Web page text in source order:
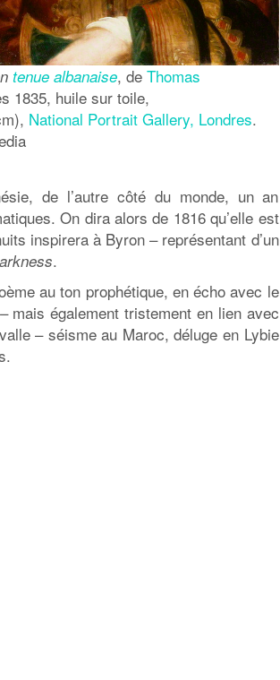
tenue albanaise, de Thomas
1835, huile sur toile,
National Portrait Gallery, Londres.
de l’autre côté du monde, un an
On dira alors de 1816 qu’elle est
inspirera à Byron – représentant d’un
.
au ton prophétique, en écho avec le
mais également tristement en lien avec
– séisme au Maroc, déluge en Lybie